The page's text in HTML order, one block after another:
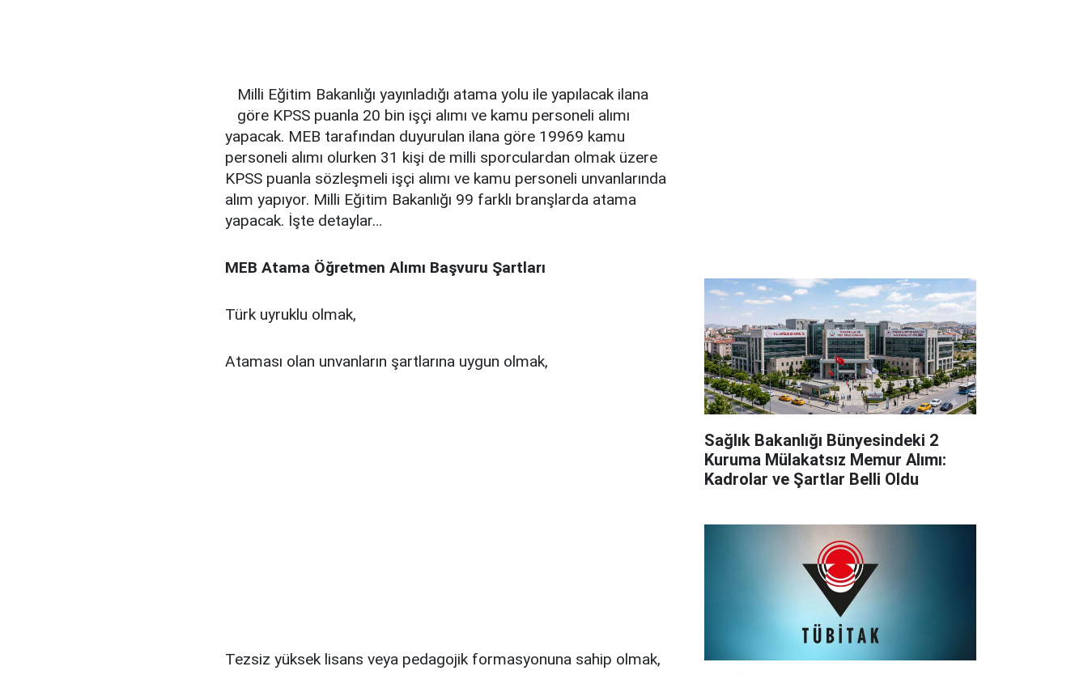
Milli Eğitim Bakanlığı yayınladığı atama yolu ile yapılacak ilana
göre KPSS puanla 20 bin işçi alımı ve kamu personeli alımı
yapacak. MEB tarafından duyurulan ilana göre 19969 kamu
personeli alımı olurken 31 kişi de milli sporculardan olmak üzere
KPSS puanla sözleşmeli işçi alımı ve kamu personeli unvanlarında
alım yapıyor. Milli Eğitim Bakanlığı 99 farklı branşlarda atama
yapacak. İşte detaylar…
MEB Atama Öğretmen Alımı Başvuru Şartları
Türk uyruklu olmak,
Ataması olan unvanların şartlarına uygun olmak,
Tezsiz yüksek lisans veya pedagojik formasyonuna sahip olmak,
Sağlık Bakanlığı Bünyesindeki 2
Kuruma Mülakatsız Memur Alımı:
Kadrolar ve Şartlar Belli Oldu